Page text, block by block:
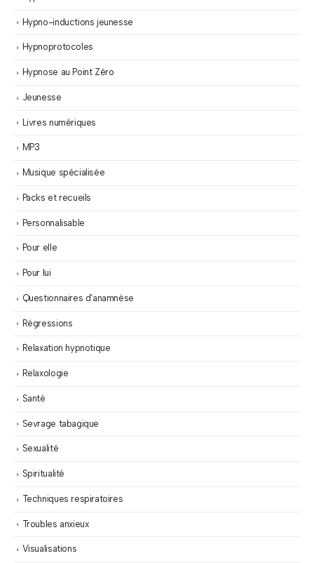
Hypno-inductions jeunesse
Hypnoprotocoles
Hypnose au Point Zéro
Jeunesse
Livres numériques
MP3
Musique spécialisée
Packs et recueils
Personnalisable
Pour elle
Pour lui
Questionnaires d’anamnèse
Régressions
Relaxation hypnotique
Relaxologie
Santé
Sevrage tabagique
Sexualité
Spiritualité
Techniques respiratoires
Troubles anxieux
Visualisations